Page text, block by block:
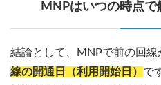
MNPはいつの時点で
結論として、MNPで前の回線
線の開通日（利用開始日） で